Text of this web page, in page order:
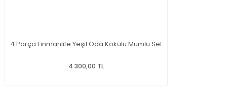
4 Parça Finmanlife Yeşil Oda Kokulu Mumlu Set
4.300,00 TL